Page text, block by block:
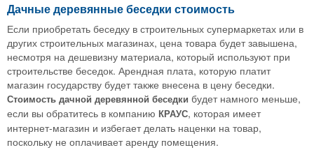
Дачные деревянные беседки стоимость
Если приобретать беседку в строительных супермаркетах или в
других строительных магазинах, цена товара будет завышена,
несмотря на дешевизну материала, который используют при
строительстве беседок. Арендная плата, которую платит
магазин государству будет также внесена в цену беседки.
Стоимость дачной деревянной беседки будет намного меньше,
если вы обратитесь в компанию КРАУС, которая имеет
интернет-магазин и избегает делать наценки на товар,
поскольку не оплачивает аренду помещения.